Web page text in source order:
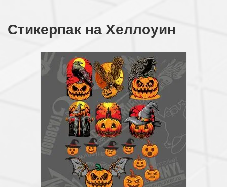
Стикерпак на Хеллоуин